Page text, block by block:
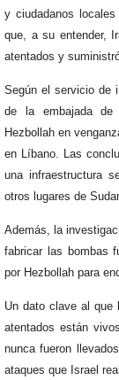
y ciudadanos
que, a su entender,
atentados y
Según el servicio de
de la embajada de
Hezbollah en
en Líbano. Las
una infraestructura
otros lugares de
Además, la
fabricar las bombas
por Hezbollah para
Un dato clave al que
atentados están
nunca fueron
ataques que Israel